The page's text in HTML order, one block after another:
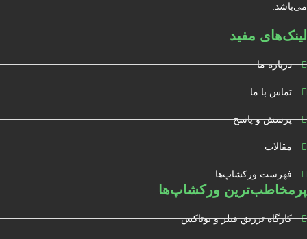
می‌باشد.
لینک‌های مفید
درباره ما
تماس با ما
پرسش و پاسخ
مقالات
فهرست ورکشاپ‌ها
پرمخاطب‌ترین ورکشاپ‌ها
کارگاه تزریق فیلر و بوتاکس